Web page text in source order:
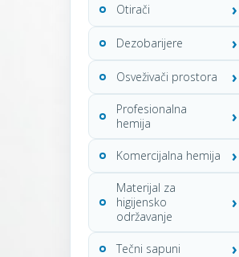
Otirači
Dezobarijere
Osveživači prostora
Profesionalna
hemija
Komercijalna hemija
Materijal za
higijensko
održavanje
Tečni sapuni